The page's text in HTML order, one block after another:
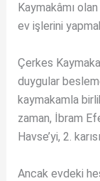
Kaymakâmı
ev işlerini
Çerkes
duygular
kaymakamla
zaman, İbram
Havse’yi, 2.
Ancak evdeki